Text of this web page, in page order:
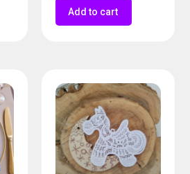
Add to cart